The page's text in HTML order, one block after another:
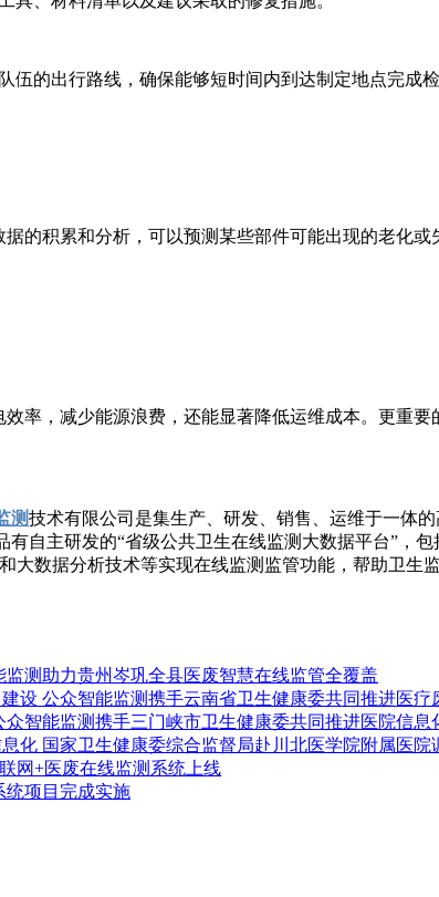
的出行路线，确保能够短时间内到达制定地点完成检
积累和分析，可以预测某些部件可能出现的老化或
，减少能源浪费，还能显著降低运维成本。更重要
测技术有限公司是集生产、研发、销售、运维于一体
自主研发的“省级公共卫生在线监测大数据平台”，
大数据分析技术等实现在线监测监管功能，帮助卫生
监测助力贵州岑巩全县医废智慧在线监管全覆盖
公众智能监测携手云南省卫生健康委共同推进医疗
众智能监测携手三门峡市卫生健康委共同推进医院信息
国家卫生健康委综合监督局赴川北医学院附属医院
网+医废在线监测系统上线
统项目完成实施